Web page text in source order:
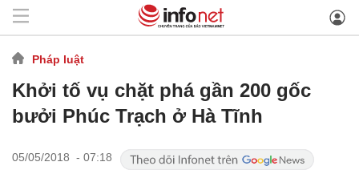
Pháp luật
Khởi tố vụ chặt phá gần 200 gốc
bưởi Phúc Trạch ở Hà Tĩnh
05/05/2018 - 07:18